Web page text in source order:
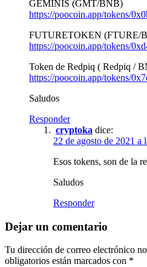
GEMINIS (GMT/BNB)
https://poocoin.app/tokens/
FUTURETOKEN (FTURE/
https://poocoin.app/tokens/
Token de Redpiq ( Redpiq /
https://poocoin.app/tokens/
Saludos
Responder
cryptoka dice:
22 de agosto de 2021 a
Esos tokens, son de la
Saludos
Responder
Dejar un comentario
Tu dirección de correo electrónico
obligatorios están marcados con *